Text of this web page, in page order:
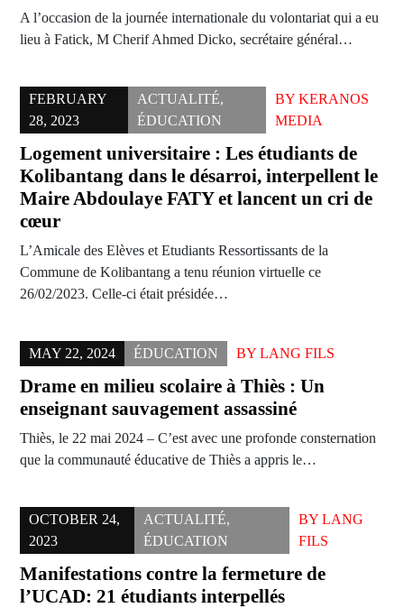
A l’occasion de la journée internationale du volontariat qui a eu
lieu à Fatick, M Cherif Ahmed Dicko, secrétaire général…
FEBRUARY
28, 2023
ACTUALITÉ,
ÉDUCATION
BYKERANOS
MEDIA
Logement universitaire : Les étudiants de
Kolibantang dans le désarroi, interpellent le
Maire Abdoulaye FATY et lancent un cri de
cœur
L’Amicale des Elèves et Etudiants Ressortissants de la
Commune de Kolibantang a tenu réunion virtuelle ce
26/02/2023. Celle-ci était présidée…
MAY 22, 2024 ÉDUCATION BY LANG FILS
Drame en milieu scolaire à Thiès : Un
enseignant sauvagement assassiné
Thiès, le 22 mai 2024 – C’est avec une profonde consternation
que la communauté éducative de Thiès a appris le…
OCTOBER 24,
2023
ACTUALITÉ,
ÉDUCATION
BY LANG
FILS
Manifestations contre la fermeture de
l’UCAD: 21 étudiants interpellés